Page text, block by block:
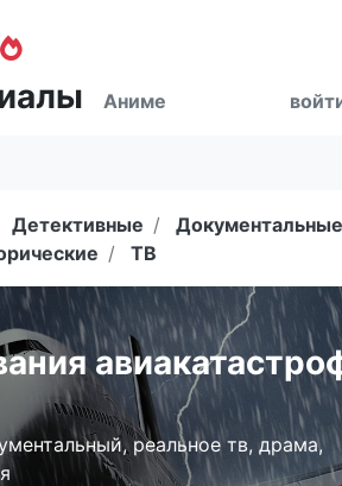
Аниме
Детективные
Документальные
ТВ
реальное тв, драма,